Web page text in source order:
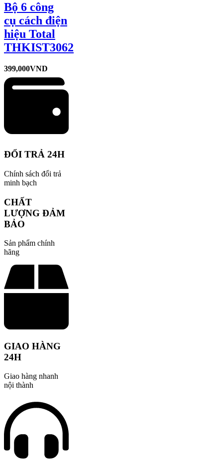
Bộ 6 công
cụ cách điện
hiệu Total
THKIST3062
399,000VND
ĐỔI TRẢ 24H
Chính sách đổi trả
minh bạch
CHẤT
LƯỢNG ĐẢM
BẢO
Sản phẩm chính
hãng
GIAO HÀNG
24H
Giao hàng nhanh
nội thành